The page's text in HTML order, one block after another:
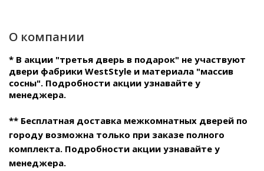
О компании
* В акции "третья дверь в подарок" не участвуют
двери фабрики WestStyle и материала "массив
сосны". Подробности акции узнавайте у
менеджера.
** Бесплатная доставка межкомнатных дверей по
городу возможна только при заказе полного
комплекта. Подробности акции узнавайте у
менеджера.